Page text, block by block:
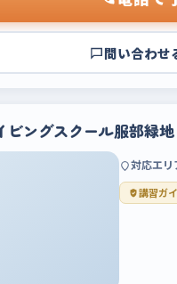
問い合わせ
ビングスクール服部緑地
対応エリ
講習ガ